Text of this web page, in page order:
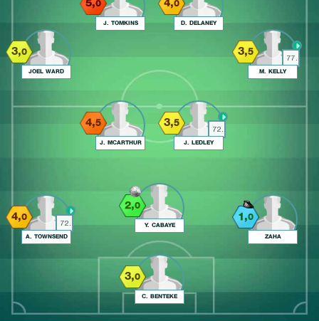
5,0
J. TOMKINS
4,0
D. DELANEY
3,0
JOEL WARD
77.
3,5
M. KELLY
4,5
J. MCARTHUR
72.
3,5
J. LEDLEY
72.
4,0
A. TOWNSEND
2,0
Y. CABAYE
1,0
ZAHA
3,0
C. BENTEKE